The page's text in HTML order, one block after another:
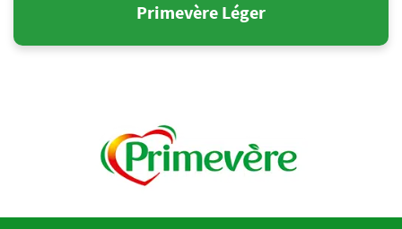
Primevère Léger